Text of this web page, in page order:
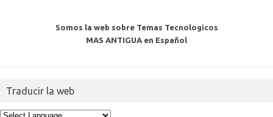
Somos la web sobre Temas Tecnologicos
MAS ANTIGUA en Español
Traducir la web